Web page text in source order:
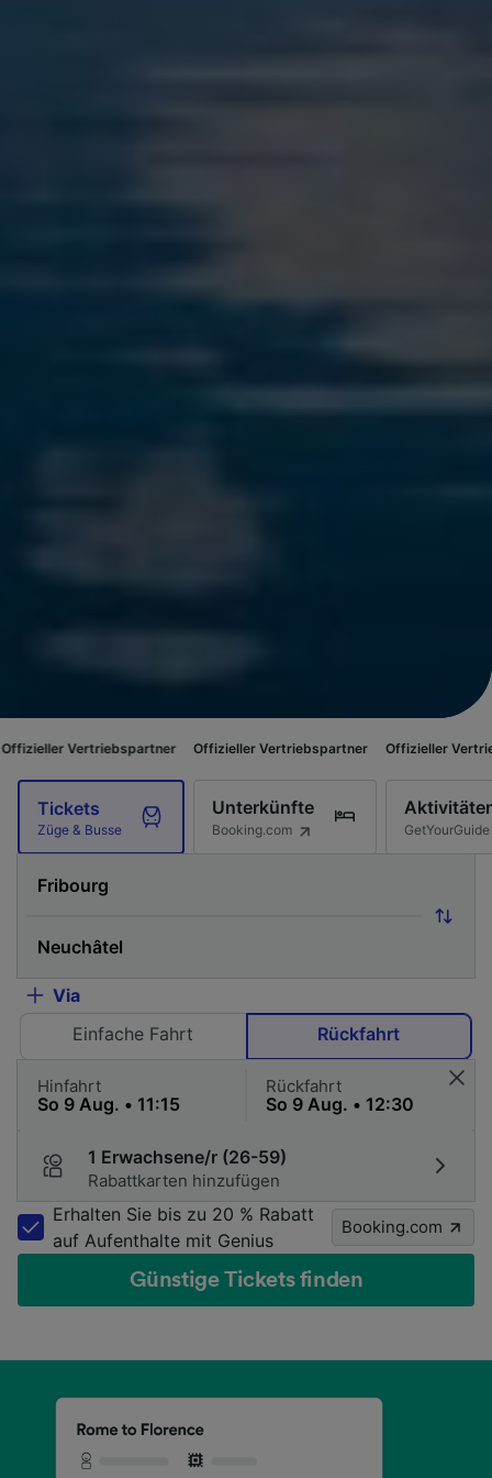
Offizieller Vertriebspartner Offizieller Vertriebspartner
Tickets
Züge & Busse
Unterkünfte
Booking.com GetYourGuide
Via
Einfache Fahrt
Rückfahrt
Hinfahrt Rückfahrt
1 Erwachsene/r (26-59)
Rabattkarten hinzufügen
Erhalten Sie bis zu 20 % Rabatt
auf Aufenthalte mit Genius
Booking.com
Günstige Tickets finden